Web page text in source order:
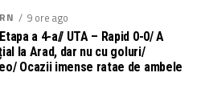
9 ore ago
a 4-a// UTA – Rapid 0-0/ A
la Arad, dar nu cu goluri/
Ocazii imense ratae de ambele